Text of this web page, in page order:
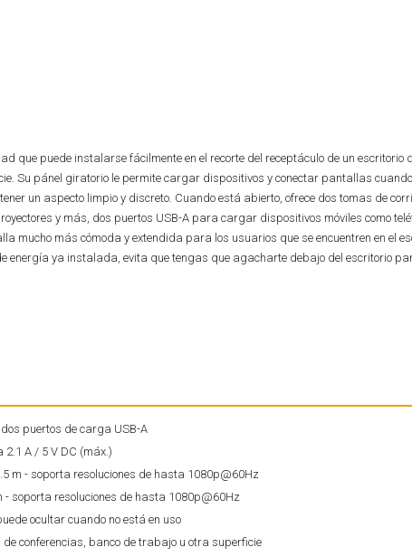
que puede instalarse fácilmente en el recorte del receptáculo de un escritorio
Su pánel giratorio le permite cargar dispositivos y conectar pantallas
un aspecto limpio y discreto. Cuando está abierto, ofrece dos tomas de
y más, dos puertos USB-A para cargar dispositivos móviles como
mucho más cómoda y extendida para los usuarios que se encuentren en el
energía ya instalada, evita que tengas que agacharte debajo del escritorio
puertos de carga USB-A
A / 5 V DC (máx.)
m - soporta resoluciones de hasta 1080p@60Hz
- soporta resoluciones de hasta 1080p@60Hz
ocultar cuando no está en uso
conferencias, banco de trabajo u otra superficie